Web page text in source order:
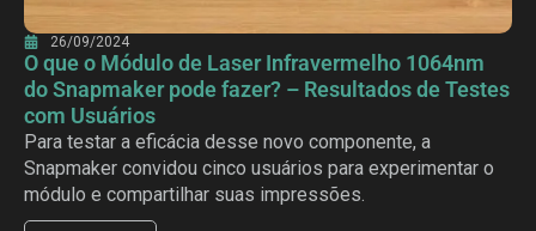
26/09/2024
O que o Módulo de Laser Infravermelho 1064nm
do Snapmaker pode fazer? – Resultados de Testes
com Usuários
Para testar a eficácia desse novo componente, a
Snapmaker convidou cinco usuários para experimentar o
módulo e compartilhar suas impressões.